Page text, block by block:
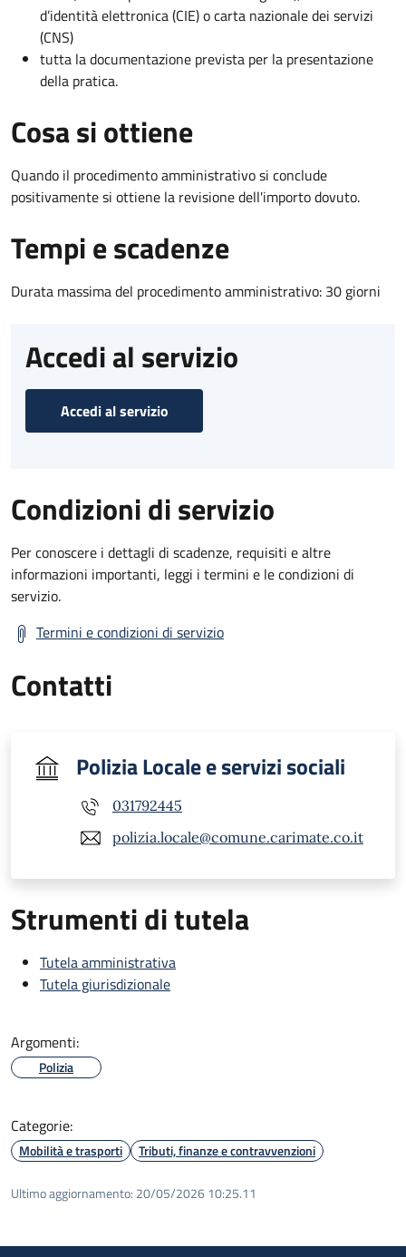
d’identità elettronica (CIE) o carta nazionale dei servizi
(CNS)
tutta la documentazione prevista per la presentazione
della pratica.
Cosa si ottiene
Quando il procedimento amministrativo si conclude
positivamente si ottiene la revisione dell'importo dovuto.
Tempi e scadenze
Durata massima del procedimento amministrativo: 30 giorni
Accedi al servizio
Accedi al servizio
Condizioni di servizio
Per conoscere i dettagli di scadenze, requisiti e altre
informazioni importanti, leggi i termini e le condizioni di
servizio.
Termini e condizioni di servizio
Contatti
Polizia Locale e servizi sociali
031792445
polizia.locale@comune.carimate.co.it
Strumenti di tutela
Tutela amministrativa
Tutela giurisdizionale
Argomenti:
Polizia
Categorie:
Mobilità e trasporti Tributi, finanze e contravvenzioni
Ultimo aggiornamento: 20/05/2026 10:25.11